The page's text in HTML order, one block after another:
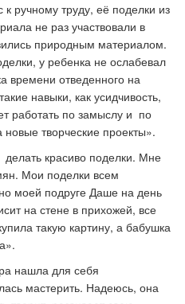
ручному труду, её поделки из
не раз участвовали в
природным материалом.
у ребенка не ослабевал
времени отведенного на
навыки, как усидчивость,
работать по замыслу и по
творческие проекты».
красиво поделки. Мне
Мои поделки всем
моей подруге Даше на день
на стене в прихожей, все
такую картину, а бабушка
нашла для себя
мастерить. Надеюсь, она